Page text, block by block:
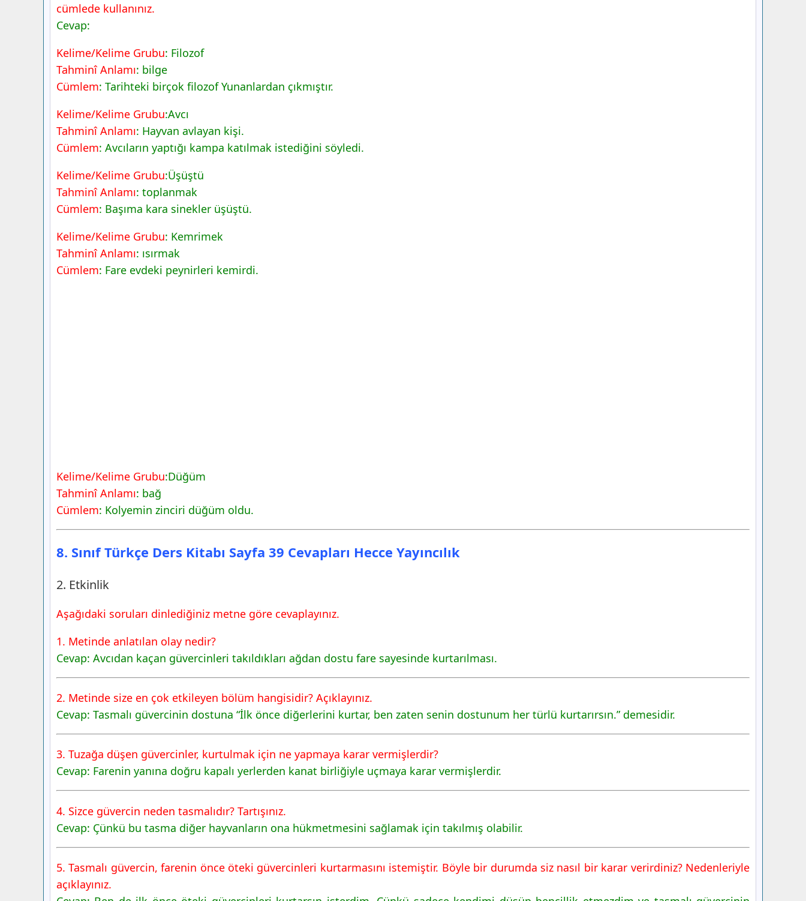
cümlede kullanınız.
Cevap:
Kelime/Kelime Grubu: Filozof
Tahminî Anlamı: bilge
Cümlem: Tarihteki birçok filozof Yunanlardan çıkmıştır.
Kelime/Kelime Grubu:Avcı
Tahminî Anlamı: Hayvan avlayan kişi.
Cümlem: Avcıların yaptığı kampa katılmak istediğini söyledi.
Kelime/Kelime Grubu:Üşüştü
Tahminî Anlamı: toplanmak
Cümlem: Başıma kara sinekler üşüştü.
Kelime/Kelime Grubu: Kemrimek
Tahminî Anlamı: ısırmak
Cümlem: Fare evdeki peynirleri kemirdi.
Kelime/Kelime Grubu:Düğüm
Tahminî Anlamı: bağ
Cümlem: Kolyemin zinciri düğüm oldu.
8. Sınıf Türkçe Ders Kitabı Sayfa 39 Cevapları Hecce Yayıncılık
2. Etkinlik
Aşağıdaki soruları dinlediğiniz metne göre cevaplayınız.
1. Metinde anlatılan olay nedir?
Cevap: Avcıdan kaçan güvercinleri takıldıkları ağdan dostu fare sayesinde kurtarılması.
2. Metinde size en çok etkileyen bölüm hangisidir? Açıklayınız.
Cevap: Tasmalı güvercinin dostuna “İlk önce diğerlerini kurtar, ben zaten senin dostunum her türlü kurtarırsın.” demesidir.
3. Tuzağa düşen güvercinler, kurtulmak için ne yapmaya karar vermişlerdir?
Cevap: Farenin yanına doğru kapalı yerlerden kanat birliğiyle uçmaya karar vermişlerdir.
4. Sizce güvercin neden tasmalıdır? Tartışınız.
Cevap: Çünkü bu tasma diğer hayvanların ona hükmetmesini sağlamak için takılmış olabilir.
5. Tasmalı güvercin, farenin önce öteki güvercinleri kurtarmasını istemiştir. Böyle bir durumda siz nasıl bir karar verirdiniz? Nedenleriyle
açıklayınız.